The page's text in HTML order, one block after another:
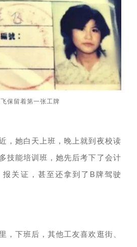
保留着第一张工牌
，她白天上班，晚上就到夜校读
技能培训班，她先后考下了会计
关证，甚至还拿到了 B牌驾驶
， 下班后，其他工友喜欢逛街、